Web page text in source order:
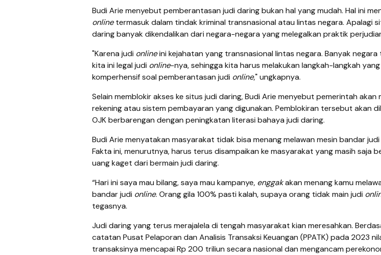
Budi Arie menyebut pemberantasan judi daring bukan hal yang mudah. Hal ini
onlinetermasuk dalam tindak kriminal transnasional atau lintas negara. Apalagi
daring banyak dikendalikan dari negara-negara yang melegalkan praktik
"Karena judi onlineini kejahatan yang transnasional lintas negara. Banyak
kita ini legal judi online-nya, sehingga kita harus melakukan langkah-langkah yang
komperhensif soal pemberantasan judi online," ungkapnya.
Selain memblokir akses ke situs judi daring, Budi Arie menyebut pemerintah akan
rekening atau sistem pembayaran yang digunakan. Pemblokiran tersebut akan
OJK berbarengan dengan peningkatan literasi bahaya judi daring.
Budi Arie menyatakan masyarakat tidak bisa menang melawan mesin bandar judi
Fakta ini, menurutnya, harus terus disampaikan ke masyarakat yang masih saja
uang kaget dari bermain judi daring.
“Hari ini saya mau bilang, saya mau kampanye, enggakakan menang kamu
bandar judi online. Orang gila 100% pasti kalah, supaya orang tidak main judi
tegasnya.
Judi daring yang terus merajalela di tengah masyarakat kian meresahkan.
catatan Pusat Pelaporan dan Analisis Transaksi Keuangan (PPATK) pada 2023
transaksinya mencapai Rp 200 triliun secara nasional dan mengancam